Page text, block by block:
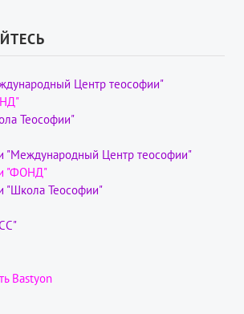
Центр теософии"
Теософии"
"Международный Центр теософии"
"ФОНД"
"Школа Теософии"
Bastyon